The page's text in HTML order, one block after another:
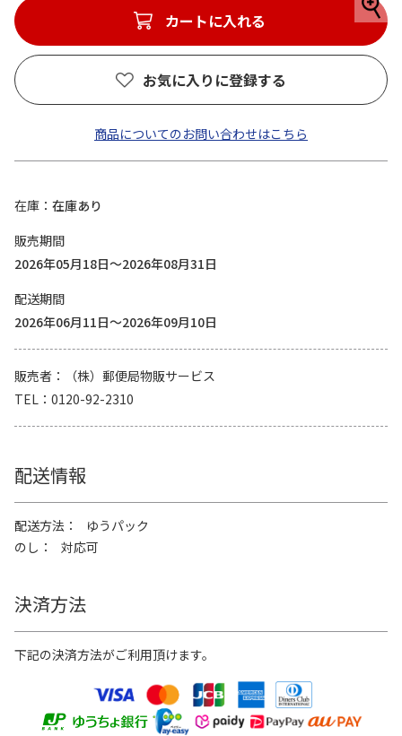
カートに入れる
お気に入りに登録する
商品についてのお問い合わせはこちら
在庫
在庫あり
販売期間
2026年05月18日～2026年08月31日
配送期間
2026年06月11日～2026年09月10日
販売者
（株）郵便局物販サービス
TEL
0120-92-2310
配送情報
配送方法
ゆうパック
のし
対応可
決済方法
下記の決済方法がご利用頂けます。